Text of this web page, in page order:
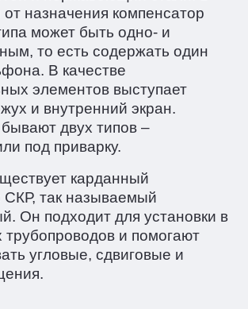
назначения компенсатор
может быть одно- и
то есть содержать один
В качестве
элементов выступает
и внутренний экран.
двух типов –
под приварку.
карданный
СКР, так называемый
Он подходит для установки в
и помогают
угловые, сдвиговые и